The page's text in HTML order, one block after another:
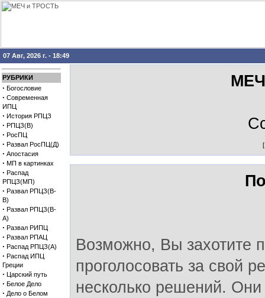
07 Авг, 2026 г. - 18:49
РУБРИКИ
· Богословие
· Современная
ИПЦ
· История РПЦЗ
· РПЦЗ(В)
· РосПЦ
· Развал РосПЦ(Д)
· Апостасия
· МП в картинках
· Распад
РПЦЗ(МП)
· Развал РПЦЗ(В-
В)
· Развал РПЦЗ(В-
А)
· Развал РИПЦ
· Развал РПАЦ
· Распад РПЦЗ(А)
· Распад ИПЦ
Греции
· Царский путь
· Белое Дело
· Дело о Белом
Возможно, Вы захотите
проголосовать за свой
несколько решений.